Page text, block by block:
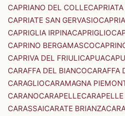
CAPRIANO DEL COLLE
CAPRIATE SAN GERVASIO
CAPRIGLIA IRPINACAPRIGLIO
CAPRINO BERGAMASCO
CAPRIVA DEL FRIULICAPUA
CARAFFA DEL BIANCOCARAFFA
CARAGLIOCARAMAGNA
CARANOCARAPELLE
CARASSAICARATE BRIANZA